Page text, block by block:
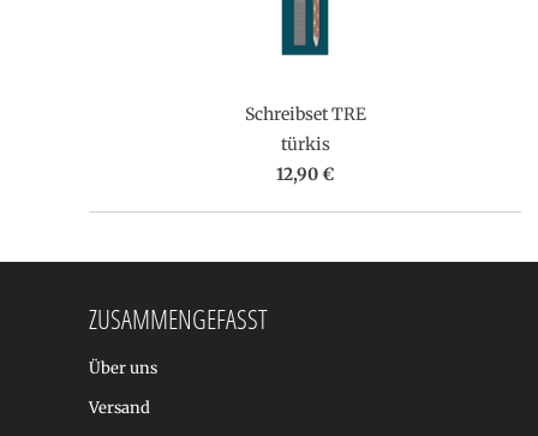
Schreibset TRE
türkis
12,90 €
ZUSAMMENGEFASST
Über uns
Versand